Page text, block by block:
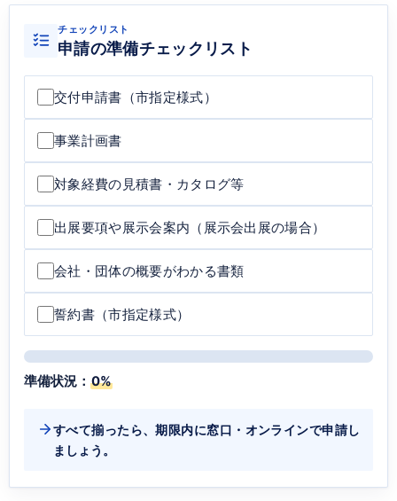
チェックリスト
申請の準備チェックリスト
交付申請書（市指定様式）
事業計画書
対象経費の見積書・カタログ等
出展要項や展示会案内（展示会出展の場合）
会社・団体の概要がわかる書類
誓約書（市指定様式）
準備状況： 0%
すべて揃ったら、期限内に窓口・オンラインで申請し
ましょう。